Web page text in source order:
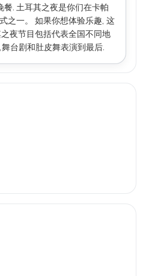
. 土耳其之夜是你们在卡帕
之一。 如果你想体验乐趣, 这
夜节目包括代表全国不同地
台剧和肚皮舞表演到最后.